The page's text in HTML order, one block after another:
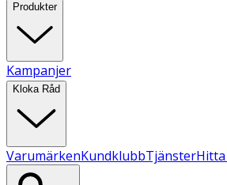
Produkter
Kampanjer
Kloka Råd
VarumärkenKundklubbTjänster